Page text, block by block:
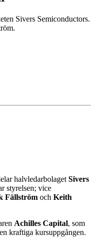
Sivers Semiconductors.
halvledarbolaget Sivers
styrelsen; vice
Fällström och Keith
Achilles Capital, som
kraftiga kursuppgången.